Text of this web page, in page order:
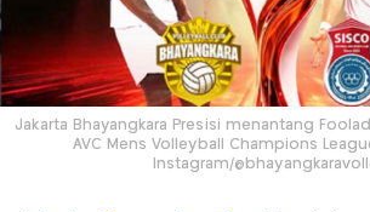
Jakarta Bhayangkara Presisi menantang
AVC Mens Volleyball Champions
Instagram/